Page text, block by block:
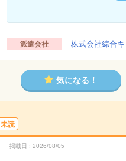
派遣会社 株式会社綜合
気になる！
未読
掲載日 2026/08/05